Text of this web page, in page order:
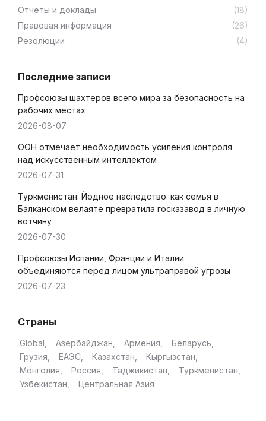
Отчёты и доклады
(18)
Правовая информация
(26)
Резолюции
(4)
Последние записи
Профсоюзы шахтеров всего мира за безопасность на
рабочих местах
2026-08-07
ООН отмечает необходимость усиления контроля
над искусственным интеллектом
2026-07-31
Туркменистан: Йодное наследство: как семья в
Балканском велаяте превратила госказавод в личную
вотчину
2026-07-30
Профсоюзы Испании, Франции и Италии
объединяются перед лицом ультраправой угрозы
2026-07-23
Страны
Global Азербайджан Армения
Беларусь
Грузия
ЕАЭС Казахстан
Кыргызстан
Монголия
Россия Таджикистан
Туркменистан
Узбекистан
Центральная Азия